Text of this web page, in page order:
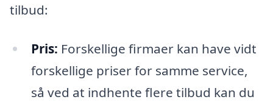
tilbud:
Pris: Forskellige firmaer kan have vidt
forskellige priser for samme service,
så ved at indhente flere tilbud kan du